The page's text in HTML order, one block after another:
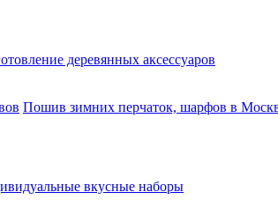
деревянных аксессуаров
Пошив зимних перчаток, шарфов в
вкусные наборы